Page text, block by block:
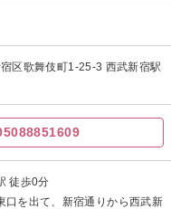
区歌舞伎町1-25-3 西武新宿駅
徒歩0分
口を出て、新宿通りから西武新